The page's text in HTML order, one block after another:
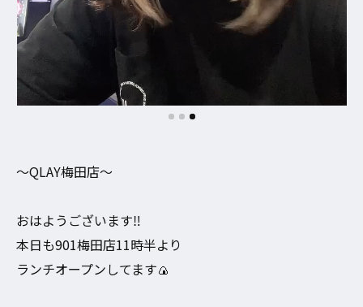
〜QLAY梅田店〜
おはようございます‼︎
本日も901梅田店11時半より
ランチオープンしてます🍙